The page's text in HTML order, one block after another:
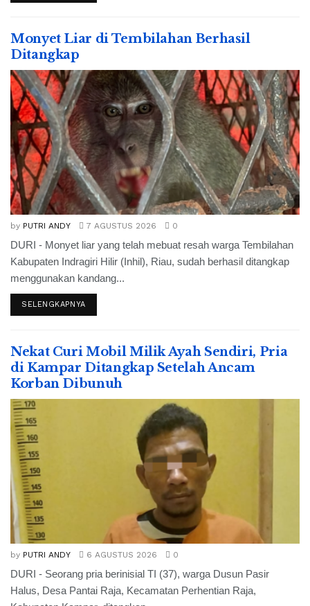
Monyet Liar di Tembilahan Berhasil
Ditangkap
by PUTRI ANDY 7 AGUSTUS 2026 0
DURI - Monyet liar yang telah mebuat resah warga Tembilahan
Kabupaten Indragiri Hilir (Inhil), Riau, sudah berhasil ditangkap
menggunakan kandang...
SELENGKAPNYA
Nekat Curi Mobil Milik Ayah Sendiri, Pria
di Kampar Ditangkap Setelah Ancam
Korban Dibunuh
by PUTRI ANDY 6 AGUSTUS 2026 0
DURI - Seorang pria berinisial TI (37), warga Dusun Pasir
Halus, Desa Pantai Raja, Kecamatan Perhentian Raja,